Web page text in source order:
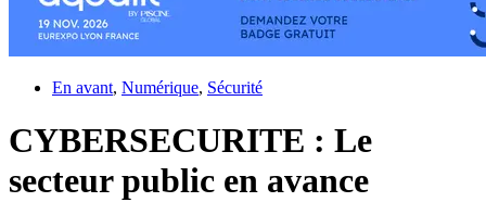
En avant, Numérique, Sécurité
CYBERSECURITE : Le
secteur public en avance